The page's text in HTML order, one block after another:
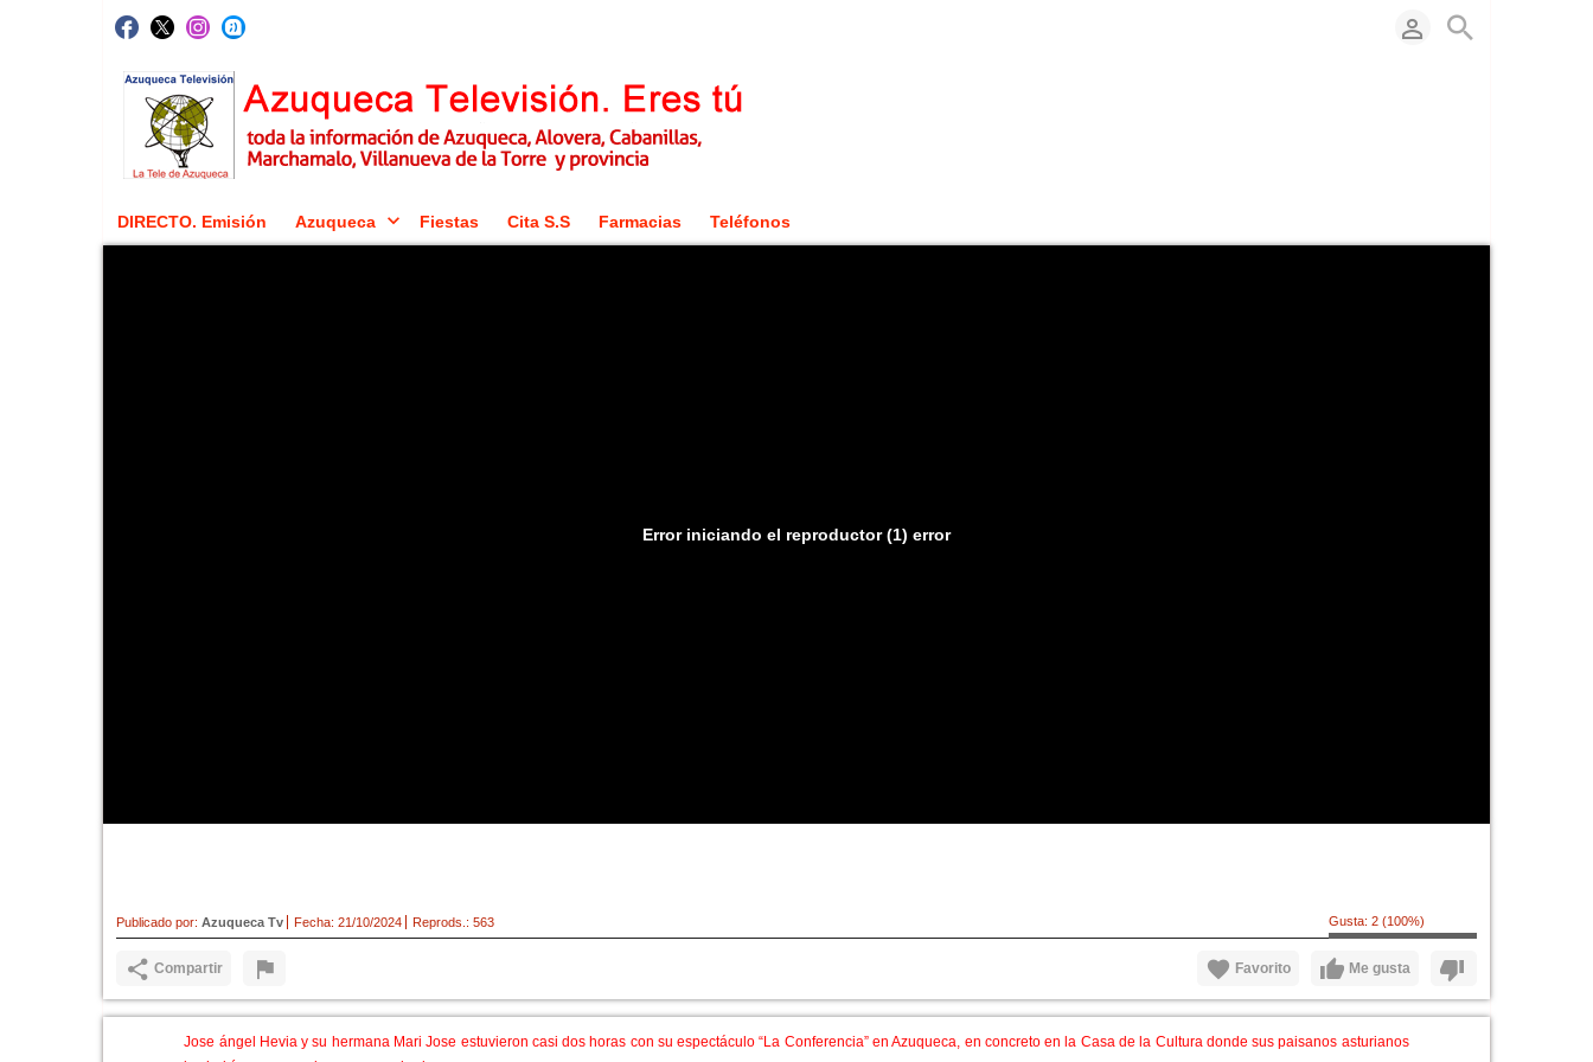
DIRECTO. Emisión Azuqueca Fiestas Cita S.S Farmacias Teléfonos
Error iniciando el reproductor (1) error
Publicado por: Azuqueca Tv Fecha: 21/10/2024 Reprods.: 563 Gusta: 2 (100%)
Compartir Me gusta
Favorito
Jose ángel Hevia y su hermana Mari Jose estuvieron casi dos horas con su espectáculo “La Conferencia” en Azuqueca, en concreto en la Casa de la Cultura donde sus paisanos asturianos